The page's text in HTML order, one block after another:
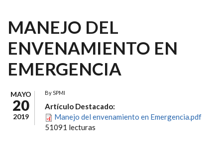
MANEJO DEL
ENVENAMIENTO EN
EMERGENCIA
MAYO
20
2019
BySPMI
Artículo Destacado:
Manejo del envenamiento en Emergencia.pdf
51091 lecturas